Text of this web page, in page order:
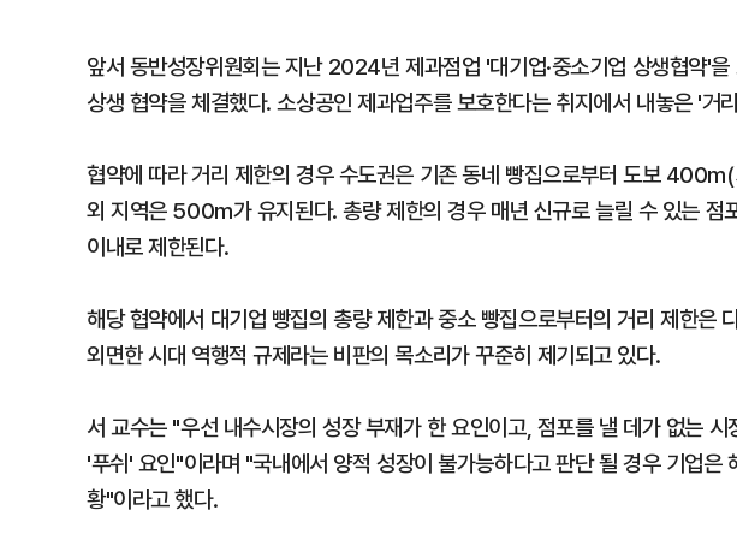
앞서 동반성장위원회는 지난 2024년 제과점업 '대기업·중소기업 상생협약'
상생 협약을 체결했다. 소상공인 제과업주를 보호한다는 취지에서 내놓은 '거
협약에 따라 거리 제한의 경우 수도권은 기존 동네 빵집으로부터 도보
외 지역은 500m가 유지된다. 총량 제한의 경우 매년 신규로 늘릴 수 있는
이내로 제한된다.
해당 협약에서 대기업 빵집의 총량 제한과 중소 빵집으로부터의 거리 제한은
외면한 시대 역행적 규제라는 비판의 목소리가 꾸준히 제기되고 있다.
서 교수는 "우선 내수시장의 성장 부재가 한 요인이고, 점포를 낼 데가 없는
'푸쉬' 요인"이라며 "국내에서 양적 성장이 불가능하다고 판단 될 경우 기업은
황"이라고 했다.